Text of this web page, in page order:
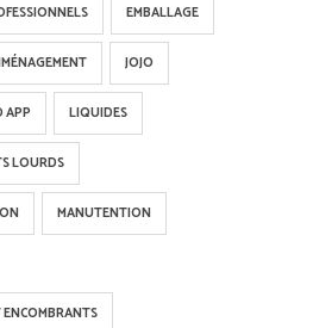
EMBALLAGE
JOJO
APP LIQUIDES
LOURDS
MANUTENTION